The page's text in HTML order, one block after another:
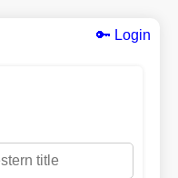
🔑 Login